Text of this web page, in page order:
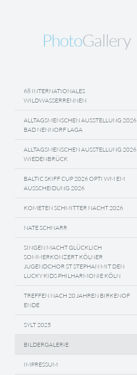
PhotoGallery
68 INTERNATIONALES
WILDWASSERRENNEN
ALLTAGSMENSCHEN AUSSTELLUNG 2026
BAD NENNORF LAGA
ALLTAGSMENSCHEN AUSSTELLUNG 2026
WIEDENBRÜCK
BALTIC SKIFF CUP 2026 OPTI WM EM
AUSSCHEIDUNG 2026
KOMETEN SCHMITTER NACHT 2026
NATE SCHNARR
SINGEN MACHT GLÜCKLICH
SOMMERKONZERT KÖLNER
JUGENDCHOR ST STEPHAN MIT DEN
LUCKY KIDS PHILHARMONIE KÖLN
TREFFEN NACH 20 JAHREN BIRKENOF
ENDE
SYLT 2025
BILDERGALERIE
IMPRESSUM